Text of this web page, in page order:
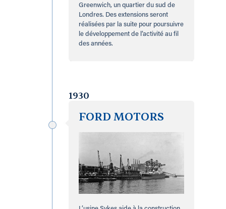
Greenwich, un quartier du sud de
Londres. Des extensions seront
réalisées par la suite pour poursuivre
le développement de l’activité au fil
des années.
1930
FORD MOTORS